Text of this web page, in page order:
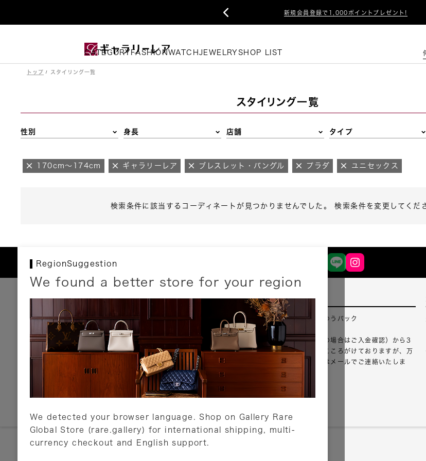
新規会員登録で1,000ポイントプレゼント!

CATEGORY FASHIONWATCHJEWELRY SHOP LIST
トップ スタイリング一覧
スタイリング一覧
性別 身長 店舗 タイプ
170cm～174cm ギャラリーレア ブレスレット・バングル プラダ ユニセックス
検索条件に該当するコーディネートが見つかりませんでした。 検索条件を変更してくだ
RegionSuggestion
We found a better store for your region
We detected your browser language. Shop on Gallery Rare
Global Store (rare.gallery) for international shipping, multi-
currency checkout and English support.
お支払いについて
以下のお支払方法が利用可能です。
クレジットカード
ショッピングローン
銀行振込・郵便振替
代金引換
Amazon Pay
PayPay
店頭支払い
詳しくはこちら
配送について
配送業者：佐川急便・ゆうパック
ご注文確認（銀行振込の場合はご入金確認）から3
営業日以内のご出荷をこころがけておりますが、万
が一出荷が遅れる場合はメールでご連絡いたしま
詳しくはこちら